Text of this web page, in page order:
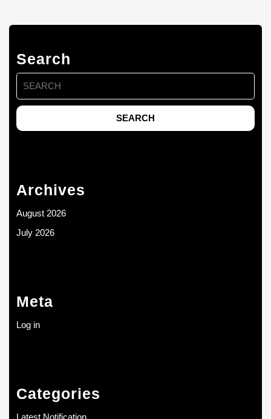
Search
Search
for:
Archives
August 2026
July 2026
Meta
Log in
Categories
Latest Notification